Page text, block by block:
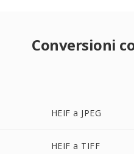
Conversioni
HEIF a JPEG
HEIF a TIFF